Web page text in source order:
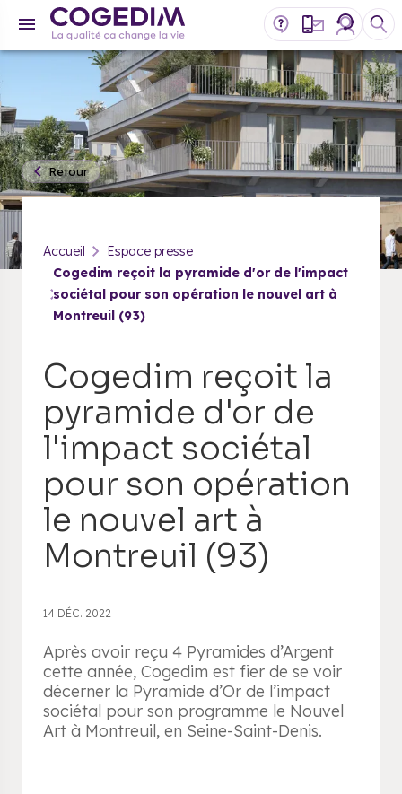
Accueil
Espace presse
Cogedim reçoit la pyramide d'or de l'impact
sociétal pour son opération le nouvel art à
Montreuil (93)
Retour
Cogedim reçoit la
pyramide d'or de
l'impact sociétal
pour son opération
le nouvel art à
Montreuil (93)
14 DÉC. 2022
Après avoir reçu 4 Pyramides d’Argent
cette année, Cogedim est fier de se voir
décerner la Pyramide d’Or de l’impact
sociétal pour son programme le Nouvel
Art à Montreuil, en Seine-Saint-Denis.